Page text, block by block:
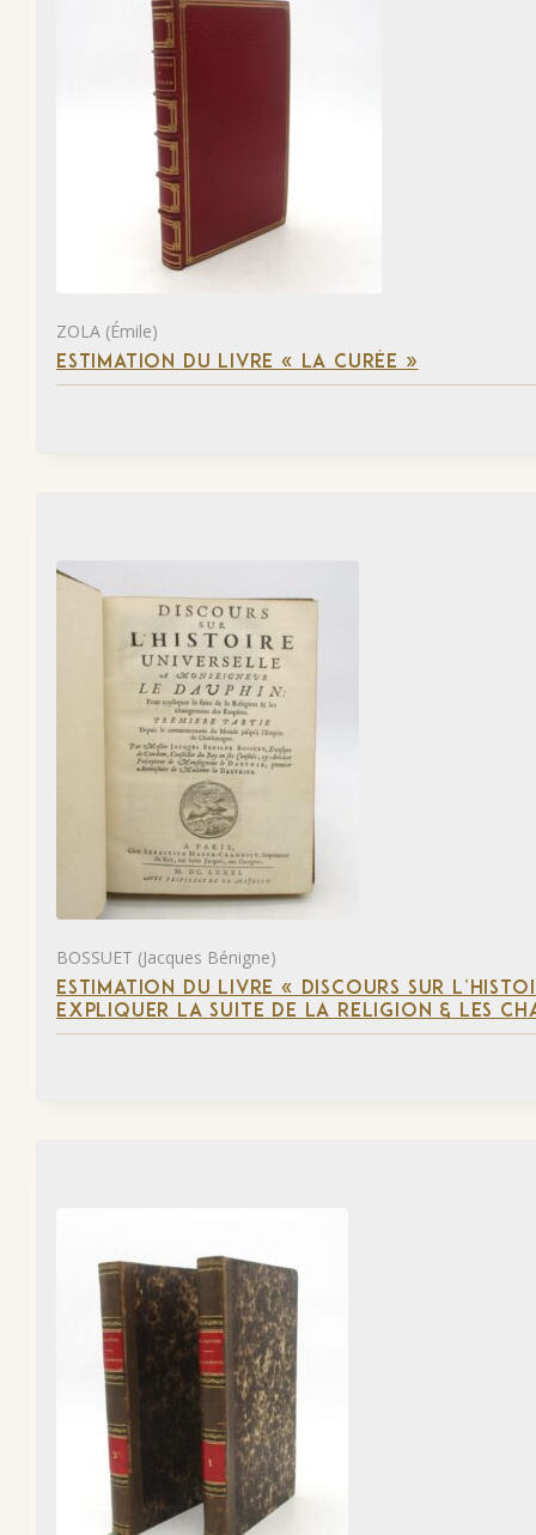
ZOLA (Émile)
ESTIMATION DU LIVRE « LA CURÉE »
BOSSUET (Jacques Bénigne)
ESTIMATION DU LIVRE « DISCOURS SUR
EXPLIQUER LA SUITE DE LA RELIGION & LES